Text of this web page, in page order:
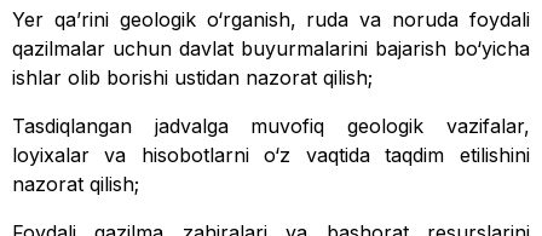
Yer qa’rini geologik o‘rganish, ruda va noruda foydali
qazilmalar uchun davlat buyurmalarini bajarish bo‘yicha
ishlar olib borishi ustidan nazorat qilish;
Tasdiqlangan jadvalga muvofiq geologik vazifalar,
loyixalar va hisobotlarni o‘z vaqtida taqdim etilishini
nazorat qilish;